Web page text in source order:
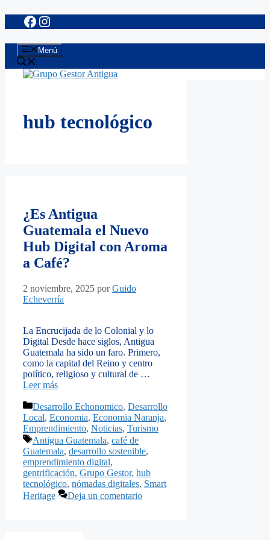
Saltar
al
Facebook
Instagram
Menú
hub tecnológico
¿Es Antigua
Guatemala el Nuevo
Hub Digital con Aroma
a Café?
2 noviembre, 2025 porGuido
Echeverría
La Encrucijada de lo Colonial y lo
Digital Desde hace siglos, Antigua
Guatemala ha sido un faro. Primero,
como la capital del Reino y centro
político, religioso y cultural de …
Leer más
Categorías
Desarrollo Echonomico, Desarrollo
Local, Economia, Economia Naranja,
Emprendimiento, Noticias, Turismo
Etiquetas
Antigua Guatemala, café de
Guatemala, desarrollo sostenible,
emprendimiento digital,
gentrificación, Grupo Gestor, hub
tecnológico, nómadas digitales, Smart
Heritage
Deja un comentario